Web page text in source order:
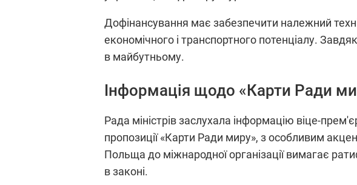
Дофінансування має забезпечити належний
економічного і транспортного потенціалу.
в майбутньому.
Інформація щодо «Карти Ради
Рада міністрів заслухала інформацію віце-
пропозиції «Карти Ради миру», з особливим
Польща до міжнародної організації вимагає
в законі.